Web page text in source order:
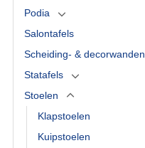
Podia
Salontafels
Scheiding- & decorwanden
Statafels
Stoelen
Klapstoelen
Kuipstoelen